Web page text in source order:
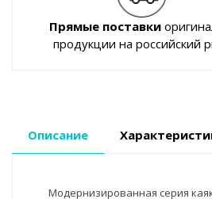
Прямые поставки
продукции на российский
Описание
Модернизированная серия